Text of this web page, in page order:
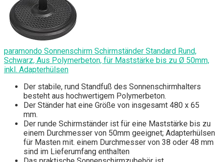
paramondo Sonnenschirm Schirmständer Standard Rund,
Schwarz, Aus Polymerbeton, für Maststärke bis zu Ø 50mm,
inkl. Adapterhülsen
Der stabile, rund Standfuß des Sonnenschirmhalters
besteht aus hochwertigem Polymerbeton.
Der Ständer hat eine Größe von insgesamt 480 x 65
mm.
Der runde Schirmständer ist für eine Maststärke bis zu
einem Durchmesser von 50mm geeignet; Adapterhülsen
für Masten mit. einem Durchmesser von 38 oder 48 mm
sind im Lieferumfang enthalten